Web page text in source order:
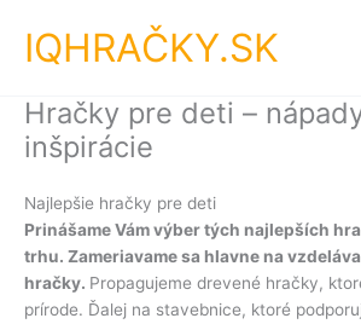
obsahIQHRAČKY.SK
Hračky pre deti –
inšpirácie
Najlepšie hračky pre deti
Prinášame Vám výber tých najlepších
trhu. Zameriavame sa hlavne na
hračky. Propagujeme drevené hračky,
prírode. Ďalej na stavebnice, ktoré